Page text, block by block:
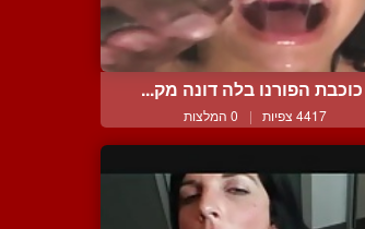
כוכבת הפורנו בלה דונה מק...
4417 צפיות | 0 המלצות